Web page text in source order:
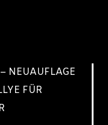
NEUAUFLAGE
FÜR